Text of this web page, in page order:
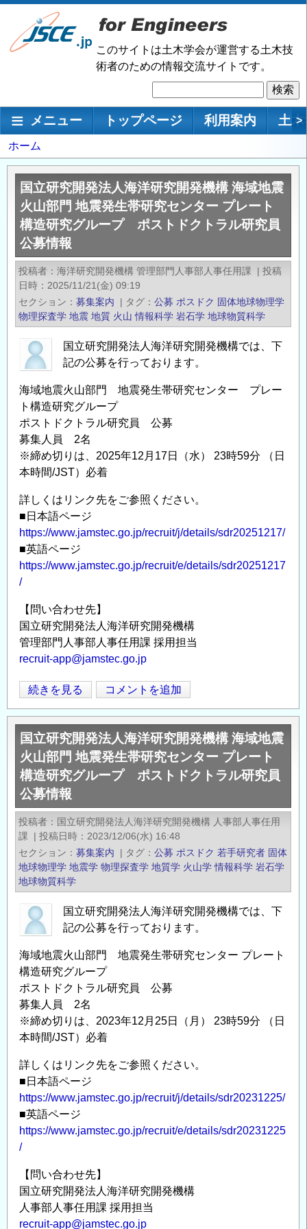
メ
ン
移
このサイトは土木学会が運営する土木技
術者のための情報交流サイトです。
索
メインナビゲーション
メニュー トップページ 利用案内 土 >
パ
ン
く
ホーム
国立研究開発法人海洋研究開発機構 海域地震
火山部門 地震発生帯研究センター プレート
構造研究グループ ポストドクトラル研究員
公募情報
投稿者 海洋研究開発機構 管理部門人事部人事任用課 | 投稿
日時
2025/11/21(金) 09:19
セクション
募集案内 | タグ 公募 ポスドク 固体地球物理学
物理探査学 地震 地質 火山 情報科学 岩石学 地球物質科学
国立研究開発法人海洋研究開発機構では、下
記の公募を行っております。
海域地震火山部門 地震発生帯研究センター プレー
ト構造研究グループ
ポストドクトラル研究員 公募
募集人員 2名
※締め切りは、2025年12月17日（水） 23時59分 （日
本時間/JST）必着
詳しくはリンク先をご参照ください。
■日本語ページ
https://www.jamstec.go.jp/recruit/j/details/sdr20251217/
■英語ページ
https://www.jamstec.go.jp/recruit/e/details/sdr20251217
/
【問い合わせ先】
国立研究開発法人海洋研究開発機構
管理部門人事部人事任用課 採用担当
recruit-app@jamstec.go.jp
国
立
研
究
開
発
法
人
海
洋
研
究
開
発
海
域
地
震
火
部
門
地
震
発
帯
研
究
セ
続きを見る コメントを追加
国立研究開発法人海洋研究開発機構 海域地震
火山部門 地震発生帯研究センター プレート
構造研究グループ ポストドクトラル研究員
公募情報
投稿者
国立研究開発法人海洋研究開発機構 人事部人事任用
課
| 投稿日時
2023/12/06(水) 16:48
セクション
募集案内 | タグ 公募 ポスドク 若手研究者 固体
地球物理学 地震学 物理探査学 地質学 火山学 情報科学 岩石学
地球物質科学
国立研究開発法人海洋研究開発機構では、下
記の公募を行っております。
海域地震火山部門 地震発生帯研究センター プレート
構造研究グループ
ポストドクトラル研究員 公募
募集人員 2名
※締め切りは、2023年12月25日（月） 23時59分 （日
本時間/JST）必着
詳しくはリンク先をご参照ください。
■日本語ページ
https://www.jamstec.go.jp/recruit/j/details/sdr20231225/
■英語ページ
https://www.jamstec.go.jp/recruit/e/details/sdr20231225
/
【問い合わせ先】
国立研究開発法人海洋研究開発機構
人事部人事任用課 採用担当
recruit-app@jamstec.go.jp